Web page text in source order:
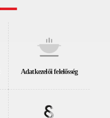
Adatkezelői felelősség